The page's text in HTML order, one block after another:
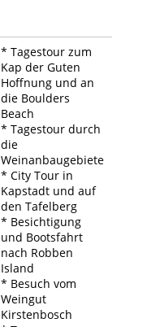
* Tagestour zum
Kap der Guten
Hoffnung und an
die Boulders
Beach
* Tagestour durch
die
Weinanbaugebiete
* City Tour in
Kapstadt und auf
den Tafelberg
* Besichtigung
und Bootsfahrt
nach Robben
Island
* Besuch vom
Weingut
Kirstenbosch